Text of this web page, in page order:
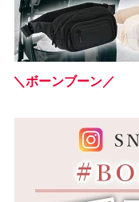
＼ボーンブーン／